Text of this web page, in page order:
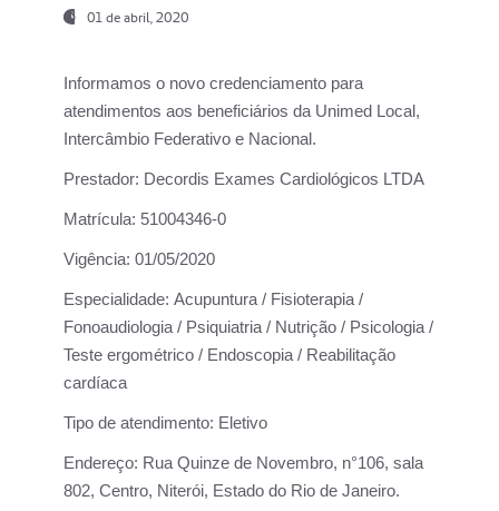
01 de abril, 2020
Informamos o novo credenciamento para
atendimentos aos beneficiários da Unimed Local,
Intercâmbio Federativo e Nacional.
Prestador: Decordis Exames Cardiológicos LTDA
Matrícula: 51004346-0
Vigência: 01/05/2020
Especialidade: Acupuntura / Fisioterapia /
Fonoaudiologia / Psiquiatria / Nutrição / Psicologia /
Teste ergométrico / Endoscopia / Reabilitação
cardíaca
Tipo de atendimento: Eletivo
Endereço: Rua Quinze de Novembro, n°106, sala
802, Centro, Niterói, Estado do Rio de Janeiro.